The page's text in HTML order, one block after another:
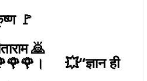
🚩
🙇
💥“ज्ञान ही